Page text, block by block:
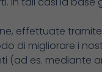
effettuate
di migliorare i
(ad es. mediante